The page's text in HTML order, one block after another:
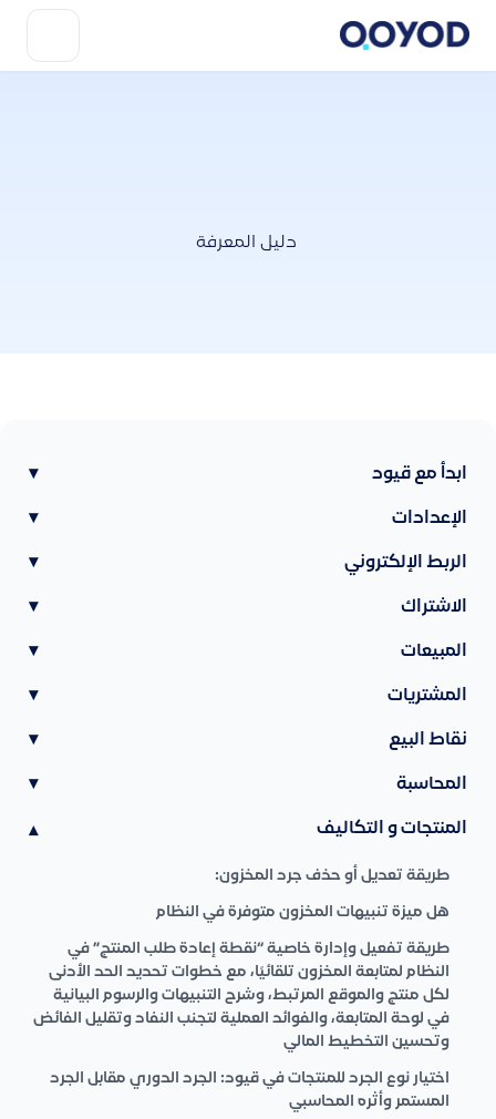
دليل المعرفة
ابدأ مع قيود ▾
الإعدادات ▾
الربط الإلكتروني ▾
الاشتراك ▾
المبيعات ▾
المشتريات ▾
نقاط البيع ▾
المحاسبة ▾
المنتجات و التكاليف ▾
طريقة تعديل أو حذف جرد المخزون:
هل ميزة تنبيهات المخزون متوفرة في النظام
طريقة تفعيل وإدارة خاصية “نقطة إعادة طلب المنتج” في
النظام لمتابعة المخزون تلقائيًا، مع خطوات تحديد الحد الأدنى
لكل منتج والموقع المرتبط، وشرح التنبيهات والرسوم البيانية
في لوحة المتابعة، والفوائد العملية لتجنب النفاد وتقليل الفائض
وتحسين التخطيط المالي
اختيار نوع الجرد للمنتجات في قيود: الجرد الدوري مقابل الجرد
المستمر وأثره المحاسبي